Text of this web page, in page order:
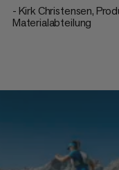
-Kirk Christensen,
Materialabteilung